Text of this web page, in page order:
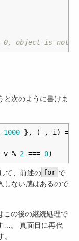
0, object is not
と次のように書けま
1000 }, ( , i ) =>
v % 2 === 0)
て、前述の for で
しない感はあるので
この後の継続処理で
…。 真面目に再代